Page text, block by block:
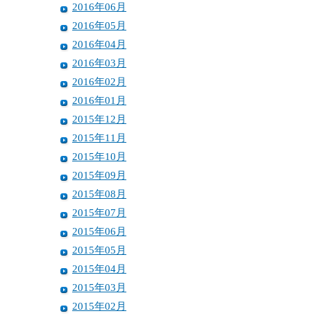
2016年06月
2016年05月
2016年04月
2016年03月
2016年02月
2016年01月
2015年12月
2015年11月
2015年10月
2015年09月
2015年08月
2015年07月
2015年06月
2015年05月
2015年04月
2015年03月
2015年02月